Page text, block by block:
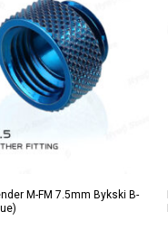
M-FM 7.5mm Bykski B-